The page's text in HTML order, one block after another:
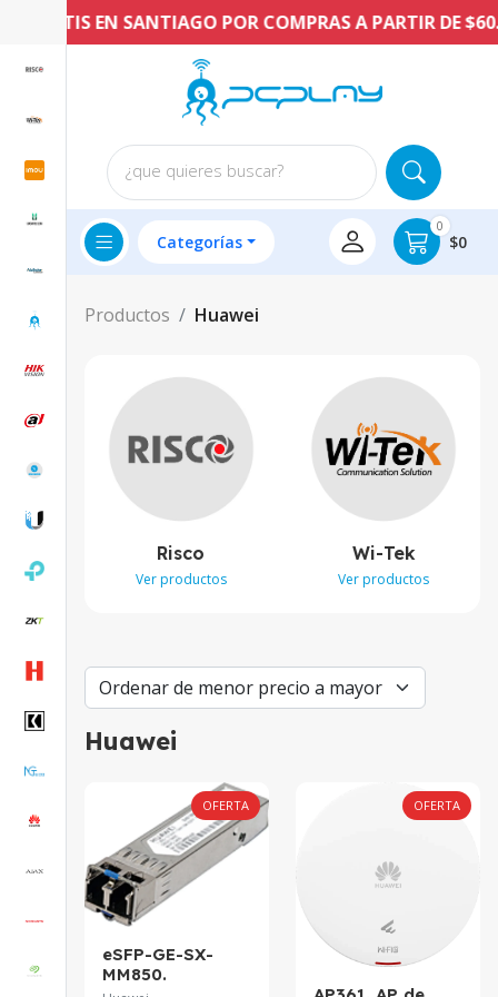
EN SANTIAGO POR COMPRAS A PARTIR DE
¿que quieres buscar?
Categorías
0
$0
Productos Huawei
Risco
Ver productos
Wi-Tek
Ver productos
Huawei
OFERTA
eSFP-GE-SX-
MM850.
OFERTA